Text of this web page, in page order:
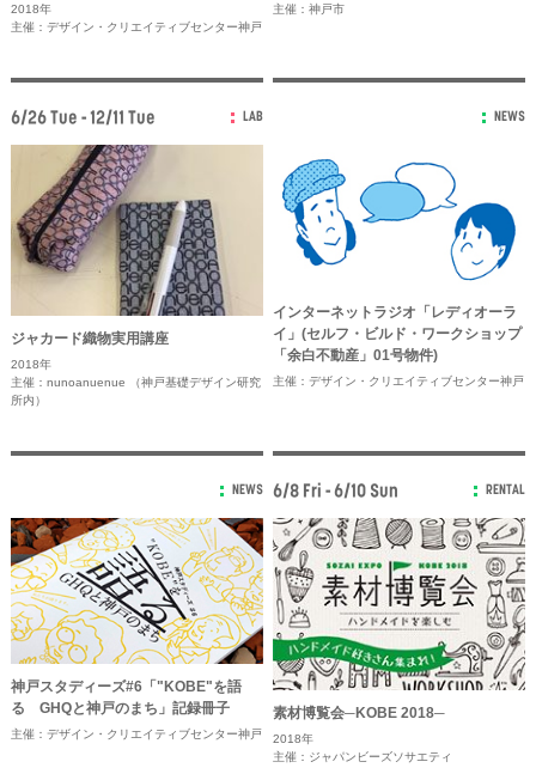
2018年
主催：デザイン・クリエイティブセンター神戸
主催：神戸市
6/26 Tue - 12/11 Tue LAB
ジャカード織物実用講座
2018年
主催：nunoanuenue （神戸基礎デザイン研究
所内）
NEWS
インターネットラジオ「レディオーラ
イ」(セルフ・ビルド・ワークショップ
「余白不動産」01号物件)
主催：デザイン・クリエイティブセンター神戸
NEWS
神戸スタディーズ#6「"KOBE"を語
る GHQと神戸のまち」記録冊子
主催：デザイン・クリエイティブセンター神戸
6/8 Fri - 6/10 Sun RENTAL
素材博覧会─KOBE 2018─
2018年
主催：ジャパンビーズソサエティ